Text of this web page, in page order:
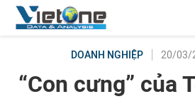
DOANH NGHIỆP 20/03/
“Con cưng” của